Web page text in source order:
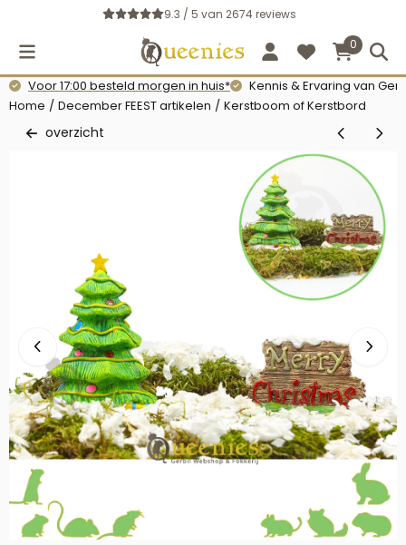
Cookievoorkeuren zijn momenteel gesloten.
9.3 / 5 van 2674reviews
0
Voor 17:00 besteld morgen in huis*
Kennis & Ervaring van
Home / December FEEST artikelen / Kerstboom of Kerstbord
overzicht